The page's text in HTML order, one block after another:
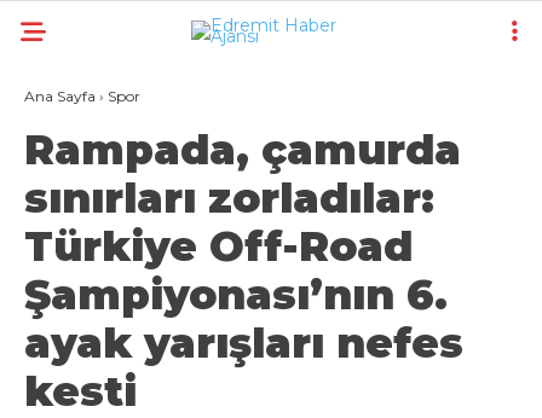
VİDEO
GÜNDEM
EKONOMI
POLITIKA
DÜNYA
SPOR
Ana Sayfa › Spor
Rampada, çamurda
sınırları zorladılar:
Türkiye Off-Road
Şampiyonası’nın 6.
ayak yarışları nefes
kesti